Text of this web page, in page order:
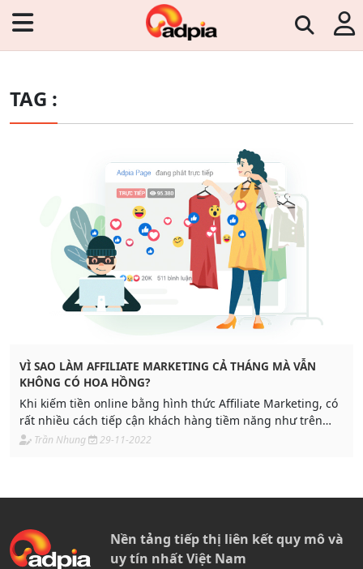
TAG :
VÌ SAO LÀM AFFILIATE MARKETING CẢ THÁNG MÀ VẪN
KHÔNG CÓ HOA HỒNG?
Khi kiếm tiền online bằng hình thức Affiliate Marketing, có
rất nhiều cách tiếp cận khách hàng tiềm năng như trên
Facebook, youtube, tiktok...Tuy nhiên, trong quá trình tìm
Trần Nhung 29-11-2022
Nền tảng tiếp thị liên kết quy mô và
uy tín nhất Việt Nam